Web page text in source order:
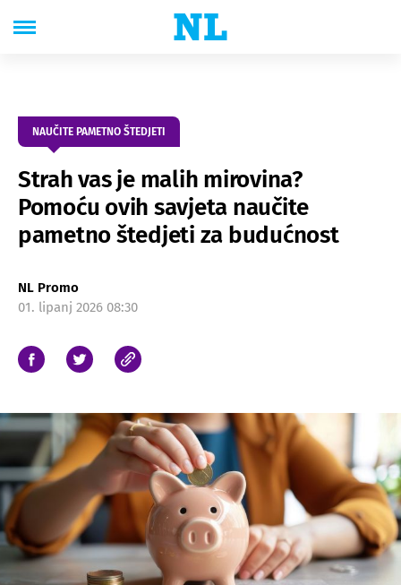
NAUČITE PAMETNO ŠTEDJETI
Strah vas je malih mirovina?
Pomoću ovih savjeta naučite
pametno štedjeti za budućnost
NL Promo
01. lipanj 2026 08:30